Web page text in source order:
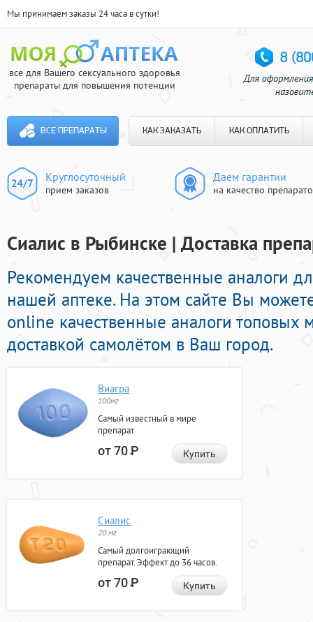
Мы принимаем заказы 24 часа в сутки!
все для Вашего сексуального здоровья
препараты для повышения потенции
ВСЕ ПРЕПАРАТЫ КАК ЗАКАЗАТЬ КАК ОПЛАТИТЬ
Круглосуточный
прием заказов
Даем гарантии
на качество
Сиалис в Рыбинске | Доставка
Рекомендуем качественные аналоги
нашей аптеке. На этом сайте Вы
online качественные аналоги топовых
доставкой самолётом в Ваш город.
Виагра
100мг
Самый известный в мире
препарат
от 70Р Купить
Сиалис
20 мг
Самый долгоиграющий
препарат. Эффект до 36 часов.
от 70Р Купить